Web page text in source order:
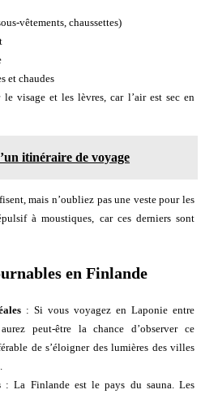
vêtements, chaussettes)
et chaudes
visage et les lèvres, car l’air est sec en
itinéraire de voyage
mais n’oubliez pas une veste pour les
à moustiques, car ces derniers sont
en Finlande
: Si vous voyagez en Laponie entre
peut-être la chance d’observer ce
de s’éloigner des lumières des villes
: La Finlande est le pays du sauna. Les